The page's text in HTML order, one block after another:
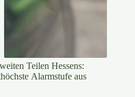
Teilen Hessens:
Alarmstufe aus